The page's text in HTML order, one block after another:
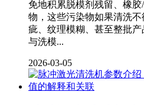
免地积累脱模剂残留、橡
物，这些污染物如果清洗
疵、纹理模糊、甚至整批
与洗模...
2026-03-05